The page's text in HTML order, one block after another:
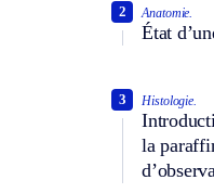
Anatomie.
État
2
Histologie.
la
3